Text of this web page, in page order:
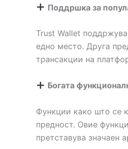
Поддршка за
Trust Wallet
едно место. Друга
трансакции на
Богата
Функции како што се
предност. Овие
претставува значаен